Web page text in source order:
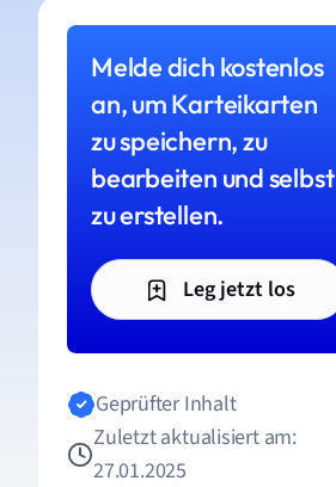
Melde dich kostenlos
an, um Karteikarten
zu speichern, zu
bearbeiten und selbst
zu erstellen.
Leg jetzt los
Geprüfter Inhalt
Zuletzt aktualisiert am:
27.01.2025